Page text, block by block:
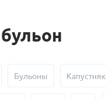
Бульоны Капустняк